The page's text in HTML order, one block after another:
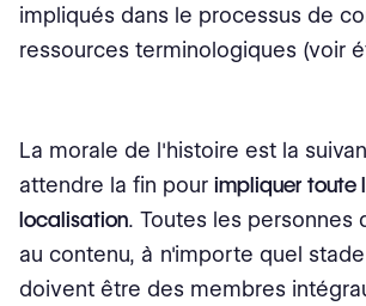
impliqués dans le processus de
ressources terminologiques (voir
La morale de l'histoire est la
attendre la fin pour impliquer toute
localisation. Toutes les personnes
au contenu, à n'importe quel
doivent être des membres